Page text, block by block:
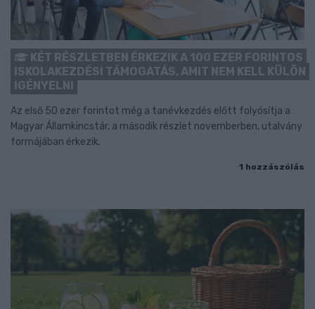
KÉT RÉSZLETBEN ÉRKEZIK A 100 EZER FORINTOS
ISKOLAKEZDÉSI TÁMOGATÁS, AMIT NEM KELL KÜLÖN
IGÉNYELNI
Az első 50 ezer forintot még a tanévkezdés előtt folyósítja a
Magyar Államkincstár, a második részlet novemberben, utalvány
formájában érkezik.
1 hozzászólás